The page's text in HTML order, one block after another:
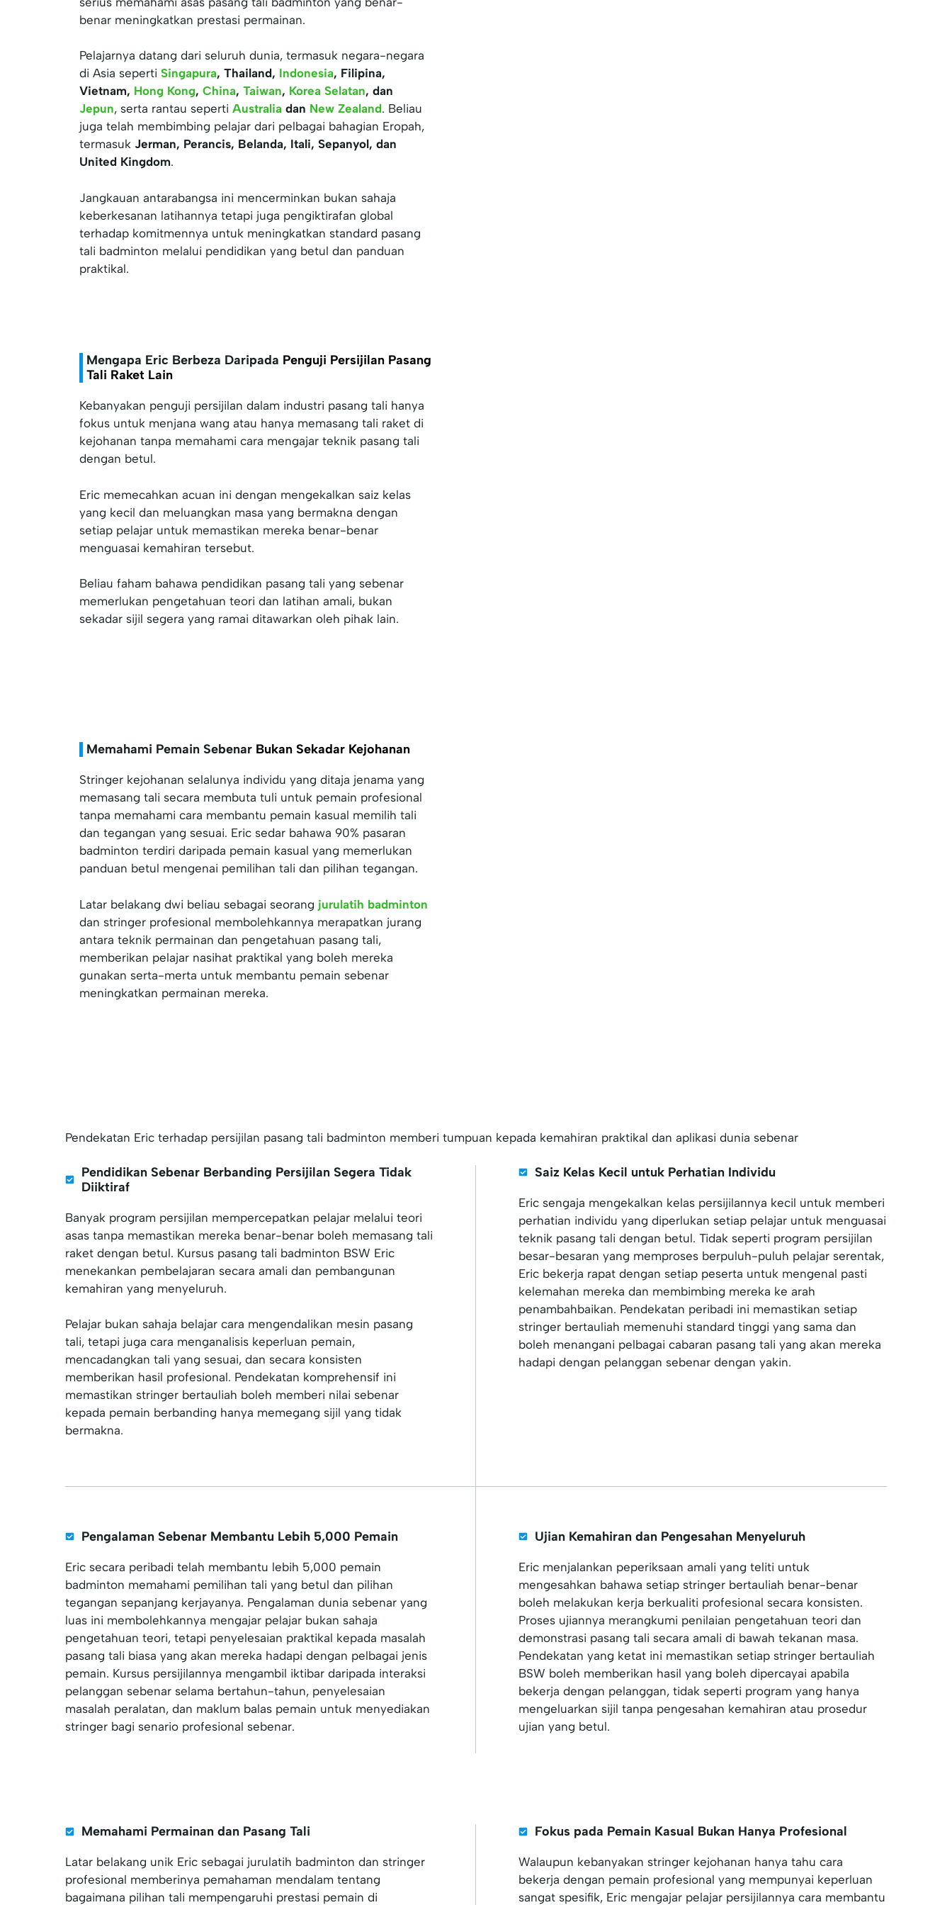
benar meningkatkan prestasi permainan.
Pelajarnya datang dari seluruh dunia, termasuk negara-negara
di Asia seperti Singapura, Thailand, Indonesia, Filipina,
Vietnam, Hong Kong, China, Taiwan, Korea Selatan, dan
Jepun, serta rantau seperti Australia dan New Zealand. Beliau
juga telah membimbing pelajar dari pelbagai bahagian Eropah,
termasuk Jerman, Perancis, Belanda, Itali, Sepanyol, dan
United Kingdom.
Jangkauan antarabangsa ini mencerminkan bukan sahaja
keberkesanan latihannya tetapi juga pengiktirafan global
terhadap komitmennya untuk meningkatkan standard pasang
tali badminton melalui pendidikan yang betul dan panduan
praktikal.
Mengapa Eric Berbeza Daripada Penguji Persijilan Pasang
Tali Raket Lain
Kebanyakan penguji persijilan dalam industri pasang tali hanya
fokus untuk menjana wang atau hanya memasang tali raket di
kejohanan tanpa memahami cara mengajar teknik pasang tali
dengan betul.
Eric memecahkan acuan ini dengan mengekalkan saiz kelas
yang kecil dan meluangkan masa yang bermakna dengan
setiap pelajar untuk memastikan mereka benar-benar
menguasai kemahiran tersebut.
Beliau faham bahawa pendidikan pasang tali yang sebenar
memerlukan pengetahuan teori dan latihan amali, bukan
sekadar sijil segera yang ramai ditawarkan oleh pihak lain.
Memahami Pemain Sebenar Bukan Sekadar Kejohanan
Stringer kejohanan selalunya individu yang ditaja jenama yang
memasang tali secara membuta tuli untuk pemain profesional
tanpa memahami cara membantu pemain kasual memilih tali
dan tegangan yang sesuai. Eric sedar bahawa 90% pasaran
badminton terdiri daripada pemain kasual yang memerlukan
panduan betul mengenai pemilihan tali dan pilihan tegangan.
Latar belakang dwi beliau sebagai seorang jurulatih badminton
dan stringer profesional membolehkannya merapatkan jurang
antara teknik permainan dan pengetahuan pasang tali,
memberikan pelajar nasihat praktikal yang boleh mereka
gunakan serta-merta untuk membantu pemain sebenar
meningkatkan permainan mereka.
Pendekatan Eric terhadap persijilan pasang tali badminton memberi tumpuan kepada kemahiran praktikal dan aplikasi dunia sebenar
Pendidikan Sebenar Berbanding Persijilan Segera Tidak
Diiktiraf
Banyak program persijilan mempercepatkan pelajar melalui teori
asas tanpa memastikan mereka benar-benar boleh memasang tali
raket dengan betul. Kursus pasang tali badminton BSW Eric
menekankan pembelajaran secara amali dan pembangunan
kemahiran yang menyeluruh.
Pelajar bukan sahaja belajar cara mengendalikan mesin pasang
tali, tetapi juga cara menganalisis keperluan pemain,
mencadangkan tali yang sesuai, dan secara konsisten
memberikan hasil profesional. Pendekatan komprehensif ini
memastikan stringer bertauliah boleh memberi nilai sebenar
kepada pemain berbanding hanya memegang sijil yang tidak
bermakna.
Saiz Kelas Kecil untuk Perhatian Individu
Eric sengaja mengekalkan kelas persijilannya kecil untuk memberi
perhatian individu yang diperlukan setiap pelajar untuk menguasai
teknik pasang tali dengan betul. Tidak seperti program persijilan
besar-besaran yang memproses berpuluh-puluh pelajar serentak,
Eric bekerja rapat dengan setiap peserta untuk mengenal pasti
kelemahan mereka dan membimbing mereka ke arah
penambahbaikan. Pendekatan peribadi ini memastikan setiap
stringer bertauliah memenuhi standard tinggi yang sama dan
boleh menangani pelbagai cabaran pasang tali yang akan mereka
hadapi dengan pelanggan sebenar dengan yakin.
Pengalaman Sebenar Membantu Lebih 5,000 Pemain
Eric secara peribadi telah membantu lebih 5,000 pemain
badminton memahami pemilihan tali yang betul dan pilihan
tegangan sepanjang kerjayanya. Pengalaman dunia sebenar yang
luas ini membolehkannya mengajar pelajar bukan sahaja
pengetahuan teori, tetapi penyelesaian praktikal kepada masalah
pasang tali biasa yang akan mereka hadapi dengan pelbagai jenis
pemain. Kursus persijilannya mengambil iktibar daripada interaksi
pelanggan sebenar selama bertahun-tahun, penyelesaian
masalah peralatan, dan maklum balas pemain untuk menyediakan
stringer bagi senario profesional sebenar.
Ujian Kemahiran dan Pengesahan Menyeluruh
Eric menjalankan peperiksaan amali yang teliti untuk
mengesahkan bahawa setiap stringer bertauliah benar-benar
boleh melakukan kerja berkualiti profesional secara konsisten.
Proses ujiannya merangkumi penilaian pengetahuan teori dan
demonstrasi pasang tali secara amali di bawah tekanan masa.
Pendekatan yang ketat ini memastikan setiap stringer bertauliah
BSW boleh memberikan hasil yang boleh dipercayai apabila
bekerja dengan pelanggan, tidak seperti program yang hanya
mengeluarkan sijil tanpa pengesahan kemahiran atau prosedur
ujian yang betul.
Memahami Permainan dan Pasang Tali
Latar belakang unik Eric sebagai jurulatih badminton dan stringer
profesional memberinya pemahaman mendalam tentang
bagaimana pilihan tali mempengaruhi prestasi pemain di
Fokus pada Pemain Kasual Bukan Hanya Profesional
Walaupun kebanyakan stringer kejohanan hanya tahu cara
bekerja dengan pemain profesional yang mempunyai keperluan
sangat spesifik, Eric mengajar pelajar persijilannya cara membantu